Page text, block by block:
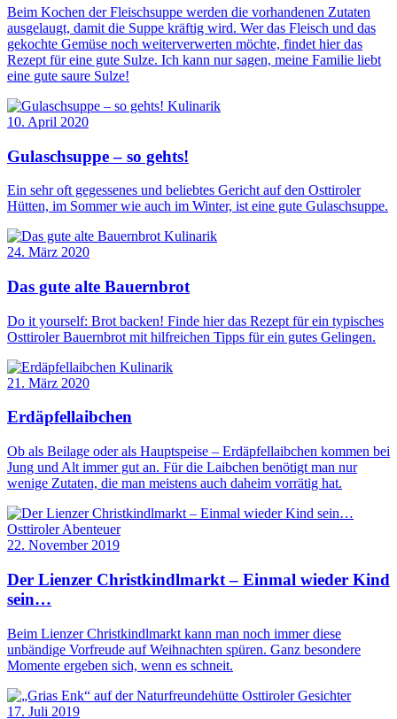
Beim Kochen der Fleischsuppe werden die vorhandenen Zutaten
ausgelaugt, damit die Suppe kräftig wird. Wer das Fleisch und das
gekochte Gemüse noch weiterverwerten möchte, findet hier das
Rezept für eine gute Sulze. Ich kann nur sagen, meine Familie liebt
eine gute saure Sulze!
Kulinarik
10. April 2020
Gulaschsuppe – so gehts!
Ein sehr oft gegessenes und beliebtes Gericht auf den Osttiroler
Hütten, im Sommer wie auch im Winter, ist eine gute Gulaschsuppe.
Kulinarik
24. März 2020
Das gute alte Bauernbrot
Do it yourself: Brot backen! Finde hier das Rezept für ein typisches
Osttiroler Bauernbrot mit hilfreichen Tipps für ein gutes Gelingen.
Kulinarik
21. März 2020
Erdäpfellaibchen
Ob als Beilage oder als Hauptspeise – Erdäpfellaibchen kommen bei
Jung und Alt immer gut an. Für die Laibchen benötigt man nur
wenige Zutaten, die man meistens auch daheim vorrätig hat.
Osttiroler Abenteuer
22. November 2019
Der Lienzer Christkindlmarkt – Einmal wieder Kind
sein…
Beim Lienzer Christkindlmarkt kann man noch immer diese
unbändige Vorfreude auf Weihnachten spüren. Ganz besondere
Momente ergeben sich, wenn es schneit.
Osttiroler Gesichter
17. Juli 2019